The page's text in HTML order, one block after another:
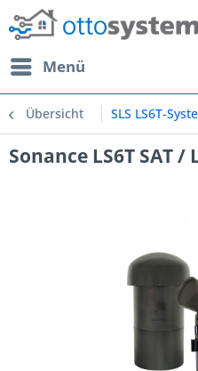
Menü
Übersicht SLS LS6T-
Sonance LS6T SAT /